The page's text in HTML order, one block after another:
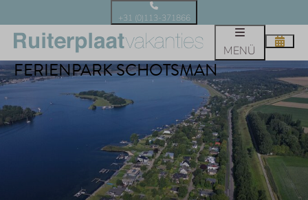
+31 (0)113-371866
MENÜ
FERIENPARK SCHOTSMAN